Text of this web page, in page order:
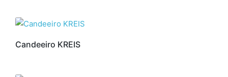
Candeeiro KREIS